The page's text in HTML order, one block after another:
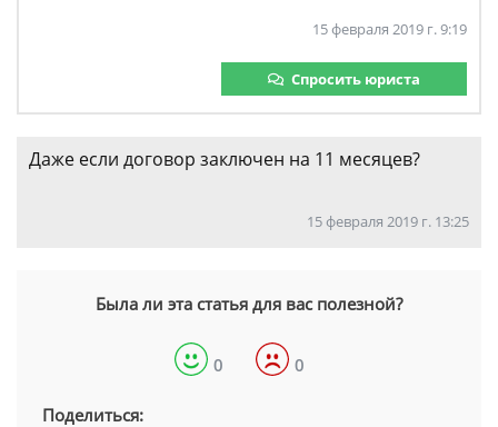
15 февраля 2019 г. 9:19
Спросить юриста
Даже если договор заключен на 11 месяцев?
15 февраля 2019 г. 13:25
Была ли эта статья для вас полезной?
0 0
Поделиться: